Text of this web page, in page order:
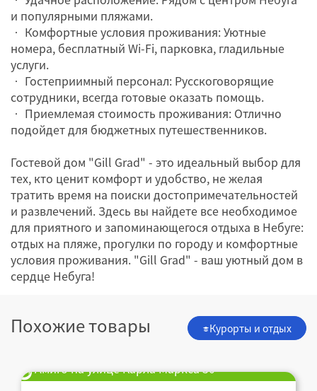
и популярными пляжами.
• Комфортные условия проживания: Уютные
номера, бесплатный Wi-Fi, парковка, гладильные
услуги.
• Гостеприимный персонал: Русскоговорящие
сотрудники, всегда готовые оказать помощь.
• Приемлемая стоимость проживания: Отлично
подойдет для бюджетных путешественников.
Гостевой дом "Gill Grad" - это идеальный выбор для
тех, кто ценит комфорт и удобство, не желая
тратить время на поиски достопримечательностей
и развлечений. Здесь вы найдете все необходимое
для приятного и запоминающегося отдыха в Небуге:
отдых на пляже, прогулки по городу и комфортные
условия проживания. "Gill Grad" - ваш уютный дом в
сердце Небуга!
Похожие товары Курорты и отдых
Амиго на улице Карла Маркса 30